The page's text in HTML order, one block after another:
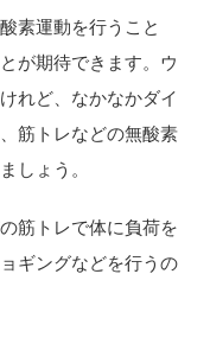
素運動を行うこと
が期待できます。ウ
れど、なかなかダイ
筋トレなどの無酸素
しょう。
筋トレで体に負荷を
ギングなどを行うの